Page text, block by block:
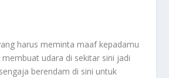
harus meminta maaf kepadamu
membuat udara di sekitar sini jadi
berendam di sini untuk